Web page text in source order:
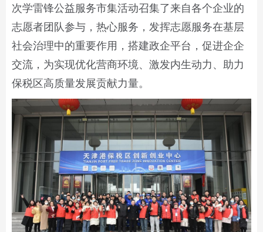
次学雷锋公益服务市集活动召集了来自各个企业的
志愿者团队参与，热心服务，发挥志愿服务在基层
社会治理中的重要作用，搭建政企平台，促进企企
交流，为实现优化营商环境、激发内生动力、助力
保税区高质量发展贡献力量。